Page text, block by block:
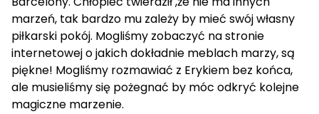
marzeń, tak bardzo mu zależy by mieć swój własny
piłkarski pokój. Mogliśmy zobaczyć na stronie
internetowej o jakich dokładnie meblach marzy, są
piękne! Mogliśmy rozmawiać z Erykiem bez końca,
ale musieliśmy się pożegnać by móc odkryć kolejne
magiczne marzenie.